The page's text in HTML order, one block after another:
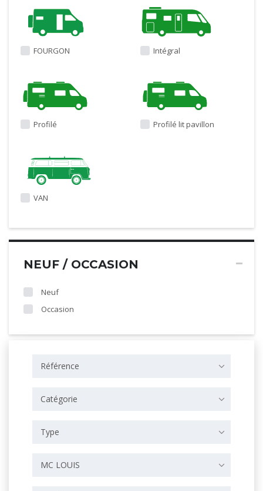
FOURGON Intégral
Profilé Profilé lit pavillon
VAN
NEUF / OCCASION
Neuf
Occasion
Référence
Catégorie
Type
MC LOUIS